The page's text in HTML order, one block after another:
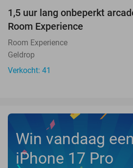
TODAY
1,5 uur lang onbeperkt
Room Experience
Room Experience
Geldrop
Verkocht: 41
Win vandaag
iPhone 17 Pro